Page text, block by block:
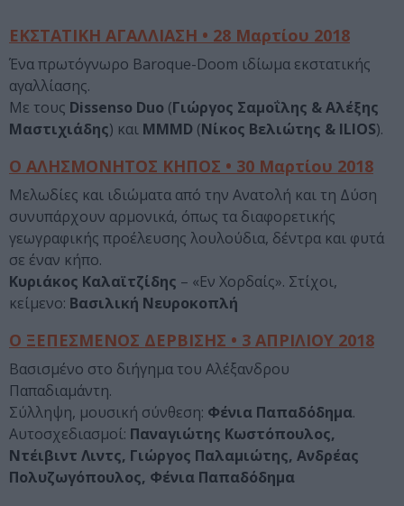
ΕΚΣΤΑΤΙΚΗ ΑΓΑΛΛΙΑΣΗ • 28 Μαρτίου 2018
Ένα πρωτόγνωρο Baroque-Doom ιδίωμα εκστατικής
αγαλλίασης.
Με τους Dissenso Duo (Γιώργος Σαμοΐλης & Αλέξης
Μαστιχιάδης) και MMMD (Νίκος Βελιώτης & ILIOS).
Ο ΑΛΗΣΜΟΝΗΤΟΣ ΚΗΠΟΣ • 30 Μαρτίου 2018
Μελωδίες και ιδιώματα από την Ανατολή και τη Δύση
συνυπάρχουν αρμονικά, όπως τα διαφορετικής
γεωγραφικής προέλευσης λουλούδια, δέντρα και φυτά
σε έναν κήπο.
Κυριάκος Καλαϊτζίδης – «Εν Χορδαίς». Στίχοι,
κείμενο: Βασιλική Νευροκοπλή
Ο ΞΕΠΕΣΜΕΝΟΣ ΔΕΡΒΙΣΗΣ • 3 ΑΠΡΙΛΙΟΥ 2018
Βασισμένο στο διήγημα του Αλέξανδρου
Παπαδιαμάντη.
Σύλληψη, μουσική σύνθεση: Φένια Παπαδόδημα.
Αυτοσχεδιασμοί: Παναγιώτης Κωστόπουλος,
Ντέιβιντ Λιντς, Γιώργος Παλαμιώτης, Ανδρέας
Πολυζωγόπουλος, Φένια Παπαδόδημα